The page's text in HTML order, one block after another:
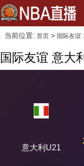
当前位置: 首页> 国际友谊
国际友谊 意大
意大利U21